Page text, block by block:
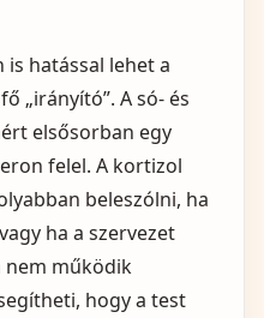
hatással lehet a
„irányító”. A só- és
elsősorban egy
felel. A kortizol
beleszólni, ha
ha a szervezet
nem működik
hogy a test